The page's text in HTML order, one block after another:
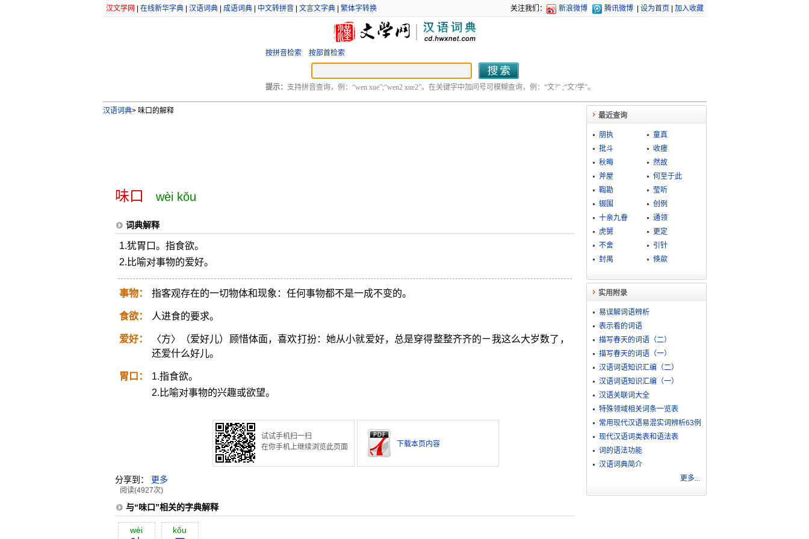
汉文学网 在线新华字典| 汉语词典| 成语词典| 中文转拼音| 文言文字典| 繁体字转换 关注我们： 新浪微博 腾讯微博 设为首页 加入收藏
按拼音检索 按部首检索
提示： 支持拼音查询，例：“wen xue”;“wen2 xue2”。在关键字中加问号可模糊查询，例：“文?” ;“文?学”。
汉语词典>味口的解释
味口 wèi kǒu
词典解释
1.犹胃口。指食欲。
2.比喻对事物的爱好。
事物： 指客观存在的一切物体和现象：任何事物都不是一成不变的。
食欲： 人进食的要求。
爱好：
〈方〉（爱好儿）顾惜体面，喜欢打扮：她从小就爱好，总是穿得整整齐齐的ㄧ我这么大岁数了，
还爱什么好儿。
胃口：
1.指食欲。
2.比喻对事物的兴趣或欲望。
试试手机扫一扫
在你手机上继续浏览此页面
下载本页内容
分享到： 更多
阅读(4927次)
与“味口”相关的字典解释
wèi kŏu
最近查询
朋执
童真
批斗
收瘗
秋晦
然故
斧屋
何至于此
鞫勘
莹听
辍围
创例
十亲九眷
通领
虎舅
更定
不舍
引针
封禺
倏歘
实用附录
易误解词语辨析
表示看的词语
描写春天的词语（二）
描写春天的词语（一）
汉语词语知识汇编（二）
汉语词语知识汇编（一）
汉语关联词大全
特殊领域相关词条一览表
常用现代汉语易混实词辨析63例
现代汉语词类表和语法表
词的语法功能
汉语词典简介
更多...